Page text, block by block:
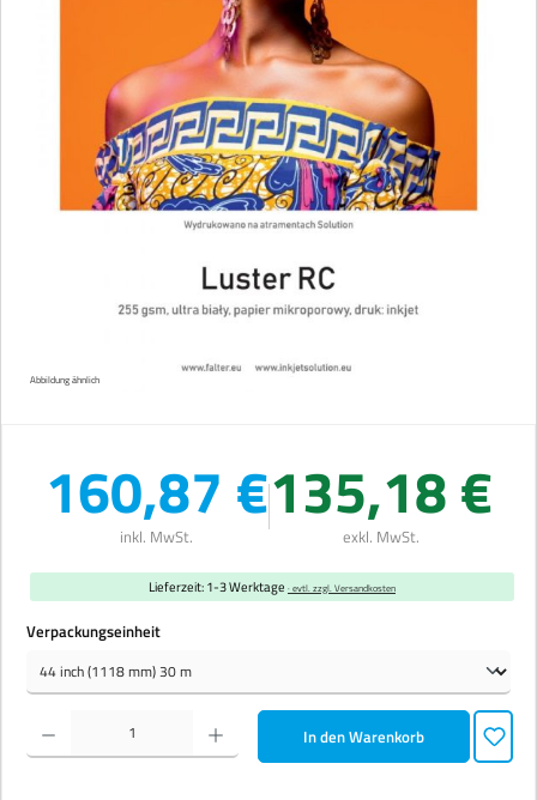
Abbildung ähnlich
160,87 €
inkl. MwSt.
135,18 €
exkl. MwSt.
Lieferzeit: 1-3 Werktage · evtl. zzgl. Versandkosten
Verpackungseinheitauswählen
Produkt Anzahl: Gib den gewünschten Wert ein oder benutze die Schaltflächen um die Anzahl zu
In den Warenkorb